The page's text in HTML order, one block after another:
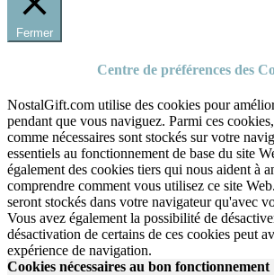
Fermer
Centre de préférences des
NostalGift.com utilise des cookies pour
pendant que vous naviguez. Parmi ces
comme nécessaires sont stockés sur votre
essentiels au fonctionnement de base du site
également des cookies tiers qui nous aident à
comprendre comment vous utilisez ce site
seront stockés dans votre navigateur qu'avec
Vous avez également la possibilité de
désactivation de certains de ces cookies peut
expérience de navigation.
Cookies nécessaires au bon fonctionnement